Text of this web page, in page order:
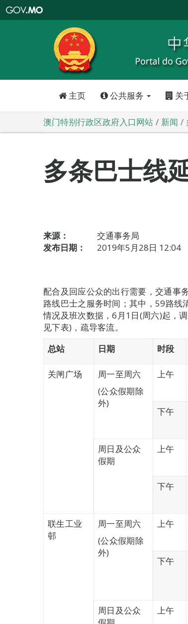
特
政
区
政
口
主页 公共服务 关
澳门特别行政区政府入口网站 新闻
多条巴士线
来源：
交通事务局
发布日期：
2019年5月28日 12:04
配合及回应公众的出行需要，交通事
路线巴士之服务时间；其中，59路线
情况及班次数据，6月1日(周六)起，
见下表)，疏导客流。
总站
日期 时段
关闸广场
周一至周六
(公众假期除
外)
上午
下午
周日及公众
假期
上午
下午
联生工业
邨
周一至周六
(公众假期除
外)
上午
下午
周日及公众
上午